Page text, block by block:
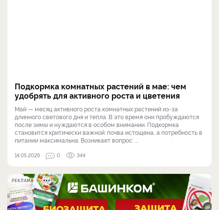
Подкормка комнатных растений в мае: чем
удобрять для активного роста и цветения
Май — месяц активного роста комнатных растений из-за
длинного светового дня и тепла. В это время они пробуждаются
после зимы и нуждаются в особом внимании. Подкормка
становится критически важной: почва истощена, а потребность в
питании максимальна. Возникает вопрос: ...
14.05.2026 0 344
РЕКЛАМА